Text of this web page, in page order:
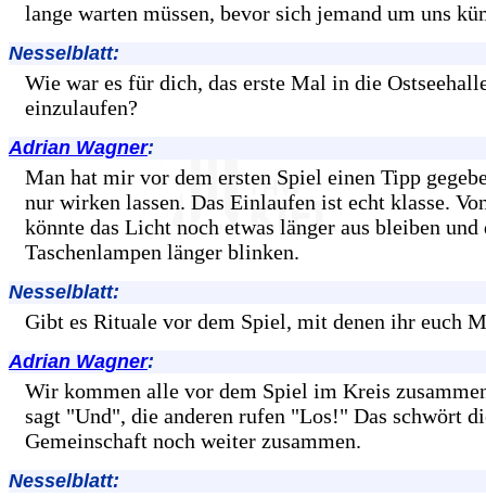
lange warten müssen, bevor sich jemand um uns
Nesselblatt:
Wie war es für dich, das erste Mal in die
einzulaufen?
Adrian Wagner:
Man hat mir vor dem ersten Spiel einen Tipp
nur wirken lassen. Das Einlaufen ist echt klasse.
könnte das Licht noch etwas länger aus bleiben und
Taschenlampen länger blinken.
Nesselblatt:
Gibt es Rituale vor dem Spiel, mit denen ihr euch
Adrian Wagner:
Wir kommen alle vor dem Spiel im Kreis
sagt "Und", die anderen rufen "Los!" Das schwört
Gemeinschaft noch weiter zusammen.
Nesselblatt: